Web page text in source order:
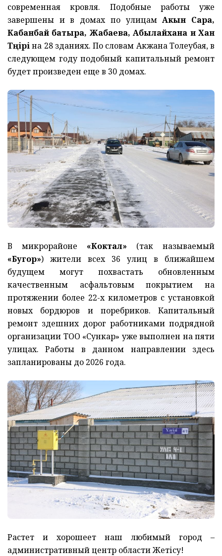
современная кровля. Подобные работы уже
завершены и в домах по улицамАкын Сара,
Кабанбай батыра, Жабаева, Абылайхана и Хан
Тәңіріна 28 зданиях. По словам Акжана Толеубая, в
следующем году подобный капитальный ремонт
будет произведен еще в 30 домах.
В микрорайоне «Коктал» (так называемый
«Бугор») жители всех 36 улиц в ближайшем
будущем могут похвастать обновленным
качественным асфальтовым покрытием на
протяжении более 22-х километров с установкой
новых бордюров и поребриков. Капитальный
ремонт здешних дорог работниками подрядной
организации ТОО «Сункар» уже выполнен на пяти
улицах. Работы в данном направлении здесь
запланированы до 2026 года.
Растет и хорошеет наш любимый город –
административный центр области Жетісу!